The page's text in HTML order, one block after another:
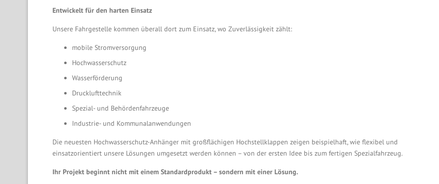
Entwickelt für den harten Einsatz
Unsere Fahrgestelle kommen überall dort zum Einsatz, wo Zuverlässigkeit zählt:
mobile Stromversorgung
Hochwasserschutz
Wasserförderung
Drucklufttechnik
Spezial- und Behördenfahrzeuge
Industrie- und Kommunalanwendungen
Die neuesten Hochwasserschutz-Anhänger mit großflächigen Hochstellklappen zeigen beispielhaft, wie flexibel und
einsatzorientiert unsere Lösungen umgesetzt werden können – von der ersten Idee bis zum fertigen Spezialfahrzeug.
Ihr Projekt beginnt nicht mit einem Standardprodukt – sondern mit einer Lösung.